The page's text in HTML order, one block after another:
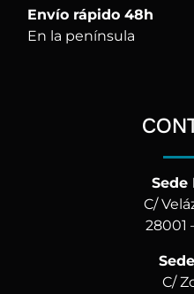
Envío rápido 48h
En la península
Sede
C/
28001
C/